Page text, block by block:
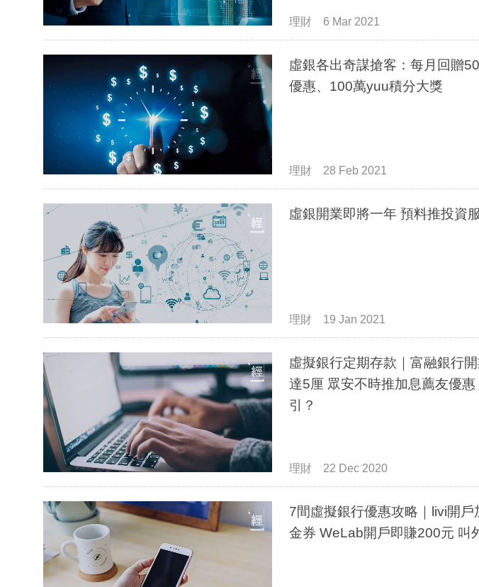
理財 6 Mar 2021
虛銀各出奇謀搶客：每月回贈
優惠、100萬yuu積分大獎
理財 28 Feb 2021
虛銀開業即將一年 預料推投資
理財 19 Jan 2021
虛擬銀行定期存款｜富融銀行
達5厘 眾安不時推加息薦友優
引？
理財 22 Dec 2020
7間虛擬銀行優惠攻略｜livi開
金券 WeLab開戶即賺200元 叫